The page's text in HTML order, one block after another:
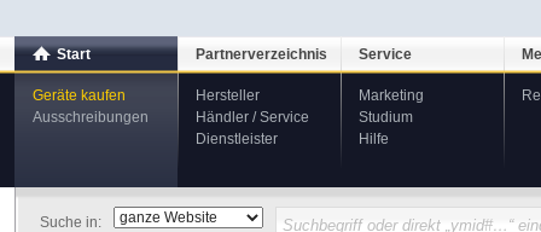
Start
Geräte kaufen
Ausschreibungen
Partnerverzeichnis
Hersteller
Händler / Service
Dienstleister
Service
Marketing
Studium
Hilfe
Suche in: